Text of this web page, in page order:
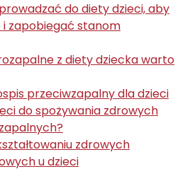
do diety dzieci, aby
zapobiegać stanom
z diety dziecka warto
przeciwzapalny dla dzieci
do spożywania zdrowych
zdrowych
u dzieci